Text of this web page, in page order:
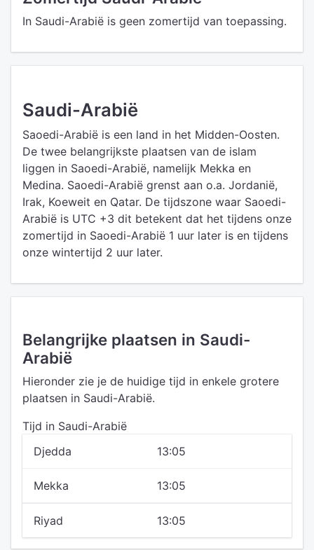
In Saudi-Arabië is geen zomertijd van toepassing.
Saudi-Arabië
Saoedi-Arabië is een land in het Midden-Oosten.
De twee belangrijkste plaatsen van de islam
liggen in Saoedi-Arabië, namelijk Mekka en
Medina. Saoedi-Arabië grenst aan o.a. Jordanië,
Irak, Koeweit en Qatar. De tijdszone waar Saoedi-
Arabië is UTC +3 dit betekent dat het tijdens onze
zomertijd in Saoedi-Arabië 1 uur later is en tijdens
onze wintertijd 2 uur later.
Belangrijke plaatsen in Saudi-
Arabië
Hieronder zie je de huidige tijd in enkele grotere
plaatsen in Saudi-Arabië.
Tijd in Saudi-Arabië
Djedda
13:05
Mekka 13:05
Riyad 13:05